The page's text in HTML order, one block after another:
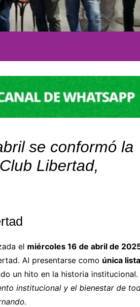
se conformó la
Libertad,
el miércoles 16 de abril de
Al presentarse como única lista
un hito en la historia institucional.
institucional y el bienestar de